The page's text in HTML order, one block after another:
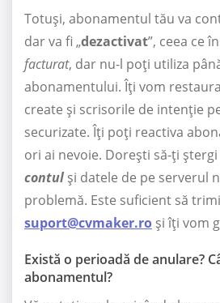
Totuși, abonamentul tău va
dar va fi „dezactivat”, ceea ce
facturat, dar nu-l poți utiliza
abonamentului. Îți vom
create și scrisorile de intenție
securizate. Îți poți reactiva
ori ai nevoie. Dorești să-ți ștergi
contul și datele de pe serverul
problemă. Este suficient să
suport@cvmaker.ro și îți vom
Există o perioadă de anulare?
abonamentul?